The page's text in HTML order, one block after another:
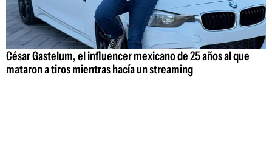
César Gastelum, el influencer mexicano de 25 años al que
mataron a tiros mientras hacía un streaming